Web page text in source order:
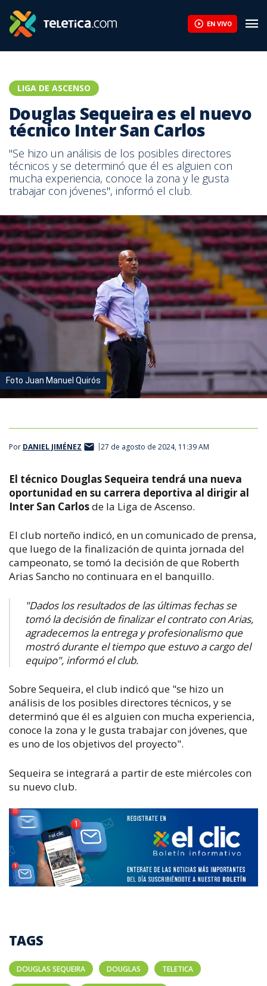
EN VIVO
LIGA DE ASCENSO
Douglas Sequeira es el nuevo
técnico Inter San Carlos
"Se hizo un análisis de los posibles directores
técnicos y se determinó que él es alguien con
mucha experiencia, conoce la zona y le gusta
trabajar con jóvenes", informó el club.
Foto Juan Manuel Quirós
Por DANIEL JIMÉNEZ 27 de agosto de 2024, 11:39 AM
El técnico Douglas Sequeira tendrá una nueva
oportunidad en su carrera deportiva al dirigir al
Inter San Carlosde la Liga de Ascenso.
El club norteño indicó, en un comunicado de prensa,
que luego de la finalización de quinta jornada del
campeonato, se tomó la decisión de que Roberth
Arias Sancho no continuara en el banquillo.
"Dados los resultados de las últimas fechas se
tomó la decisión de finalizar el contrato con Arias,
agradecemos la entrega y profesionalismo que
mostró durante el tiempo que estuvo a cargo del
equipo", informó el club.
Sobre Sequeira, el club indicó que "se hizo un
análisis de los posibles directores técnicos, y se
determinó que él es alguien con mucha experiencia,
conoce la zona y le gusta trabajar con jóvenes, que
es uno de los objetivos del proyecto".
Sequeira se integrará a partir de este miércoles con
su nuevo club.
TAGS
DOUGLAS SEQUEIRA DOUGLAS TELETICA